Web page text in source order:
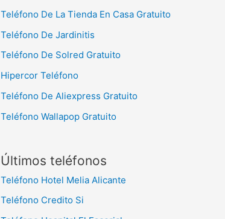
Teléfono De La Tienda En Casa Gratuito
Teléfono De Jardinitis
Teléfono De Solred Gratuito
Hipercor Teléfono
Teléfono De Aliexpress Gratuito
Teléfono Wallapop Gratuito
Últimos teléfonos
Teléfono Hotel Melia Alicante
Teléfono Credito Si